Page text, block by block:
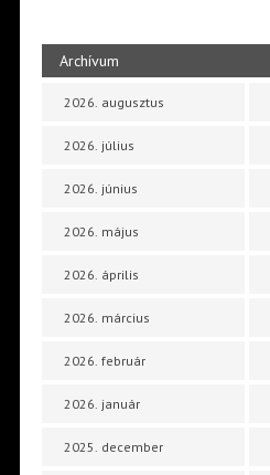
Archívum
2026. augusztus
2026. július
2026. június
2026. május
2026. április
2026. március
2026. február
2026. január
2025. december